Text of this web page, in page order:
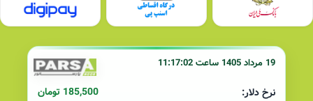
19 مرداد 1405 ساعت 11:17:02
نرخ دلار:
185,500 تومان